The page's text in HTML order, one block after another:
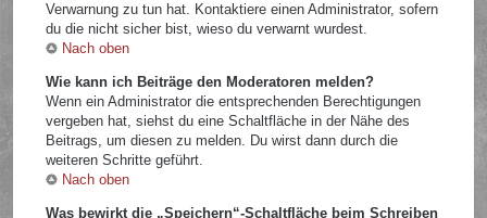
Verwarnung zu tun hat. Kontaktiere einen Administrator, sofern
du die nicht sicher bist, wieso du verwarnt wurdest.
Nach oben
Wie kann ich Beiträge den Moderatoren melden?
Wenn ein Administrator die entsprechenden Berechtigungen
vergeben hat, siehst du eine Schaltfläche in der Nähe des
Beitrags, um diesen zu melden. Du wirst dann durch die
weiteren Schritte geführt.
Nach oben
Was bewirkt die „Speichern“-Schaltfläche beim Schreiben